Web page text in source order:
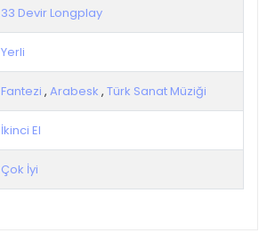
33 Devir Longplay
Yerli
Fantezi , Arabesk , Türk Sanat Müziği
İkinci El
Çok İyi